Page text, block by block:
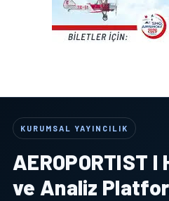
KURUMSAL YAYINCILIK
AEROPORTIST I
ve Analiz